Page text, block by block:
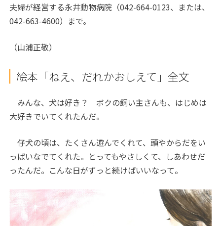
夫婦が経営する永井動物病院（042-664-0123、または、
042-663-4600）まで。
（山浦正敬）
絵本「ねえ、だれかおしえて」全文
みんな、犬は好き？ ボクの飼い主さんも、はじめは
大好きでいてくれたんだ。
仔犬の頃は、たくさん遊んでくれて、頭やからだをい
っぱいなでてくれた。とってもやさしくて、しあわせだ
ったんだ。こんな日がずっと続けばいいなって。